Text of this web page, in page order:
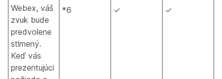
Webex, váš
zvuk bude
predvolene
stlmený.
Keď vás
prezentujúci
*6 ✓ ✓